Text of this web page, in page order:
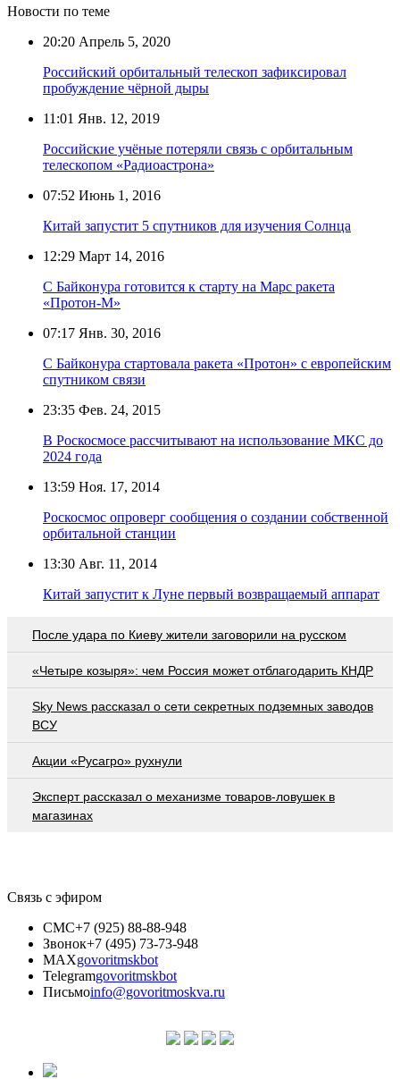
Новости по теме
20:20 Апрель 5, 2020
Российский орбитальный телескоп зафиксировал
пробуждение чёрной дыры
11:01 Янв. 12, 2019
Российские учёные потеряли связь с орбитальным
телескопом «Радиоастрона»
07:52 Июнь 1, 2016
Китай запустит 5 спутников для изучения Солнца
12:29 Март 14, 2016
С Байконура готовится к старту на Марс ракета
«Протон-М»
07:17 Янв. 30, 2016
С Байконура стартовала ракета «Протон» с европейским
спутником связи
23:35 Фев. 24, 2015
В Роскосмосе рассчитывают на использование МКС до
2024 года
13:59 Ноя. 17, 2014
Роскосмос опроверг сообщения о создании собственной
орбитальной станции
13:30 Авг. 11, 2014
Китай запустит к Луне первый возвращаемый аппарат
После удара по Киеву жители заговорили на русском
«Четыре козыря»: чем Россия может отблагодарить КНДР
Sky News рассказал о сети секретных подземных заводов
ВСУ
Акции «Русагро» рухнули
Эксперт рассказал о механизме товаров-ловушек в
магазинах
Связь с эфиром
СМС+7 (925) 88-88-948
Звонок+7 (495) 73-73-948
MAXgovoritmskbot
Telegramgovoritmskbot
Письмоinfo@govoritmoskva.ru